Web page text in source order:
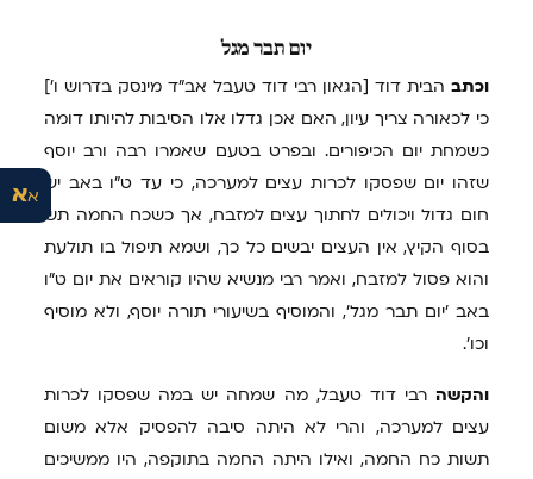
אא
יום תבר מגל
וכתב הבית דוד [הגאון רבי דוד טעבל אב"ד מינסק בדרוש ו']
כי לכאורה צריך עיון, האם אכן גדלו אלו הסיבות להיותו דומה
כשמחת יום הכיפורים. ובפרט בטעם שאמרו רבה ורב יוסף
שזהו יום שפסקו לכרות עצים למערכה, כי עד ט"ו באב יש
חום גדול ויכולים לחתוך עצים למזבח, אך כשכח החמה תש
בסוף הקיץ, אין העצים יבשים כל כך, ושמא תיפול בו תולעת
והוא פסול למזבח, ואמר רבי מנשיא שהיו קוראים את יום ט"ו
באב 'יום תבר מגל', והמוסיף בשיעורי תורה יוסף, ולא מוסיף
וכו'.
והקשה רבי דוד טעבל, מה שמחה יש במה שפסקו לכרות
עצים למערכה, והרי לא היתה סיבה להפסיק אלא משום
תשות כח החמה, ואילו היתה החמה בתוקפה, היו ממשיכים